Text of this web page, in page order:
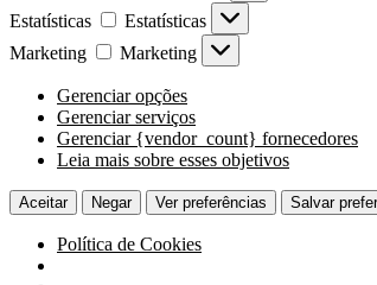
Estatísticas
Estatísticas
Marketing
Marketing
Gerenciar opções
Gerenciar serviços
Gerenciar {vendor_count} fornecedores
Leia mais sobre esses objetivos
Aceitar Negar Ver preferências Salvar
Política de Cookies